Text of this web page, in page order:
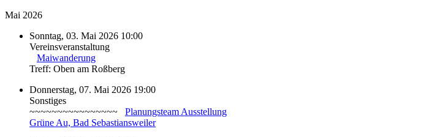
Mai 2026
Sonntag, 03. Mai 2026 10:00
Vereinsveranstaltung
Maiwanderung
Treff: Oben am Roßberg
Donnerstag, 07. Mai 2026 19:00
Sonstiges
~~~~~~~~~~~~~~~~ Planungsteam Ausstellung
Grüne Au, Bad Sebastiansweiler